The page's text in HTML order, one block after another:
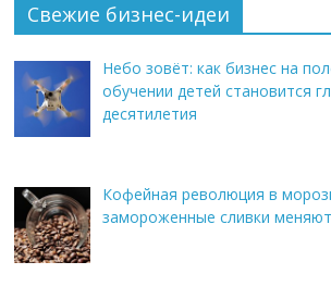
Свежие бизнес-идеи
Небо зовёт: как бизнес на
обучении детей становится
десятилетия
Кофейная революция в
замороженные сливки